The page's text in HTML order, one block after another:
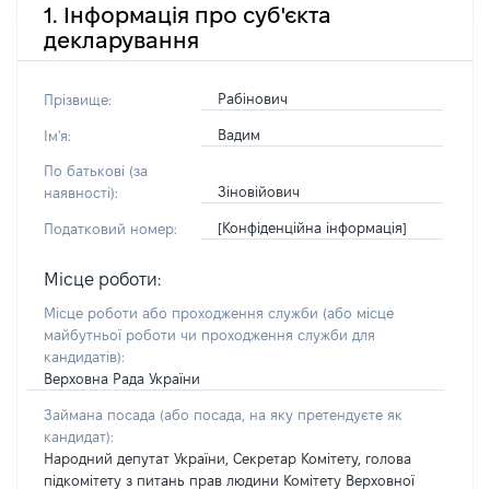
1. Інформація про суб'єкта
декларування
Прізвище: Рабінович
Ім'я: Вадим
По батькові (за
наявності):
Зіновійович
Податковий номер: [Конфіденційна інформація]
Місце роботи:
Місце роботи або проходження служби (або місце
майбутньої роботи чи проходження служби для
кандидатів):
Верховна Рада України
Займана посада (або посада, на яку претендуєте як
кандидат):
Народний депутат України, Секретар Комітету, голова
підкомітету з питань прав людини Комітету Верховної